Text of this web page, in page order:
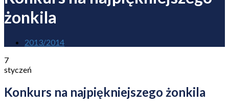
żonkila
2013/2014
7
styczeń
Konkurs na najpiękniejszego żonkila